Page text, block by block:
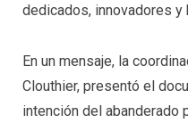
dedicados, innovadores y
En un mensaje, la
Clouthier, presentó el
intención del abanderado